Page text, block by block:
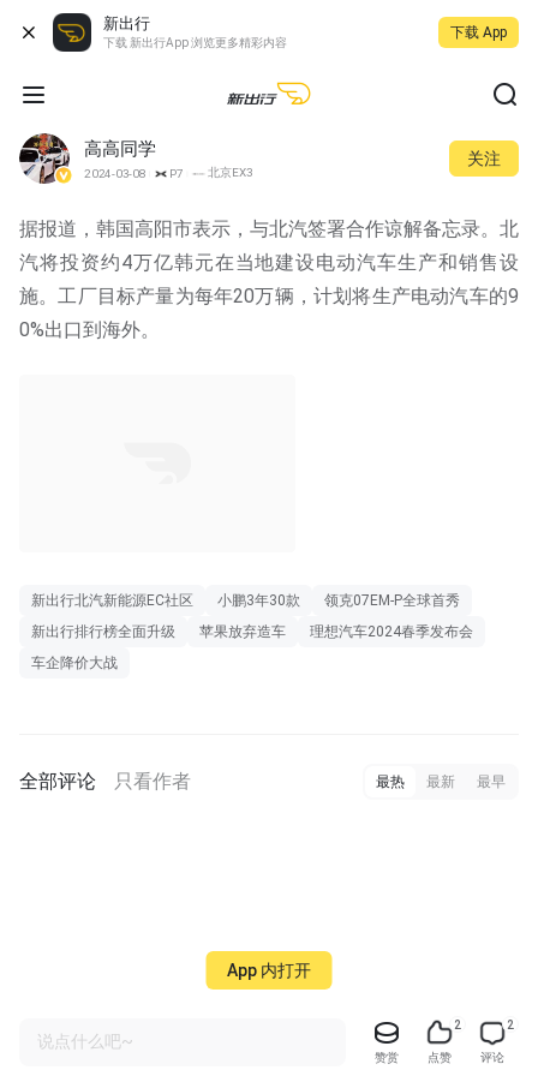
新出行
下载 新出行App 浏览更多精彩内容
下载 App
高高同学
2024-03-08 P7 北京EX3
关注
据报道，韩国高阳市表示，与北汽签署合作谅解备忘录。北
汽将投资约4万亿韩元在当地建设电动汽车生产和销售设
施。工厂目标产量为每年20万辆，计划将生产电动汽车的9
0%出口到海外。
新出行北汽新能源EC社区 小鹏3年30款
领克07EM-P全球首秀
新出行排行榜全面升级
苹果放弃造车
理想汽车2024春季发布会
车企降价大战
全部评论 只看作者 最热 最新 最早
说点什么吧~
赞赏
2
点赞
2
评论
App 内打开